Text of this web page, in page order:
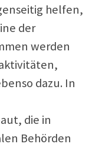
helfen,
der
werden
dazu. In
die in
Behörden